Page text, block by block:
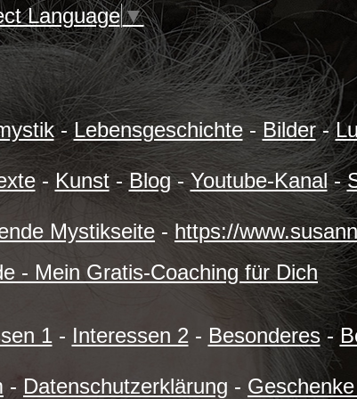
Language▼
-Lebensgeschichte-Bilder-
- Kunst-Blog-Youtube-Kanal-
Mystikseite - https://
- Mein Gratis-Coaching für Dich
1- Interessen 2 - Besonderes-
- Datenschutzerklärung -